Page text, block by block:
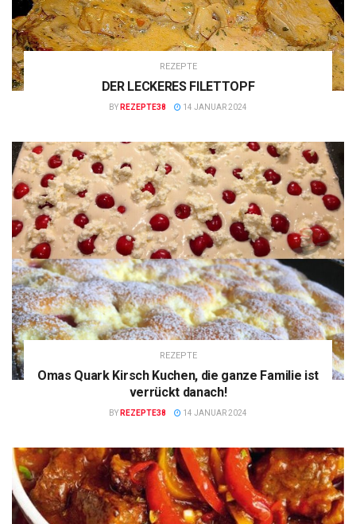
REZEPTE
DER LECKERES FILETTOPF
BY REZEPTE38 14 JANUAR 2024
REZEPTE
Omas Quark Kirsch Kuchen, die ganze Familie ist
verrückt danach!
BY REZEPTE38 14 JANUAR 2024